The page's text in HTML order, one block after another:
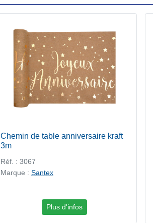
Chemin de table anniversaire kraft
3m
Réf. : 3067
Marque : Santex
Plus d'infos